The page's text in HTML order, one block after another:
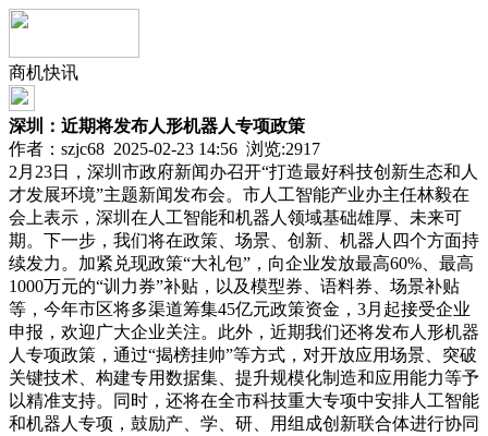
商机快讯
深圳：近期将发布人形机器人专项政策
作者：szjc68 2025-02-23 14:56 浏览:2917
2月23日，深圳市政府新闻办召开“打造最好科技创新生态和人
才发展环境”主题新闻发布会。市人工智能产业办主任林毅在
会上表示，深圳在人工智能和机器人领域基础雄厚、未来可
期。下一步，我们将在政策、场景、创新、机器人四个方面持
续发力。加紧兑现政策“大礼包”，向企业发放最高60%、最高
1000万元的“训力券”补贴，以及模型券、语料券、场景补贴
等，今年市区将多渠道筹集45亿元政策资金，3月起接受企业
申报，欢迎广大企业关注。此外，近期我们还将发布人形机器
人专项政策，通过“揭榜挂帅”等方式，对开放应用场景、突破
关键技术、构建专用数据集、提升规模化制造和应用能力等予
以精准支持。同时，还将在全市科技重大专项中安排人工智能
和机器人专项，鼓励产、学、研、用组成创新联合体进行协同